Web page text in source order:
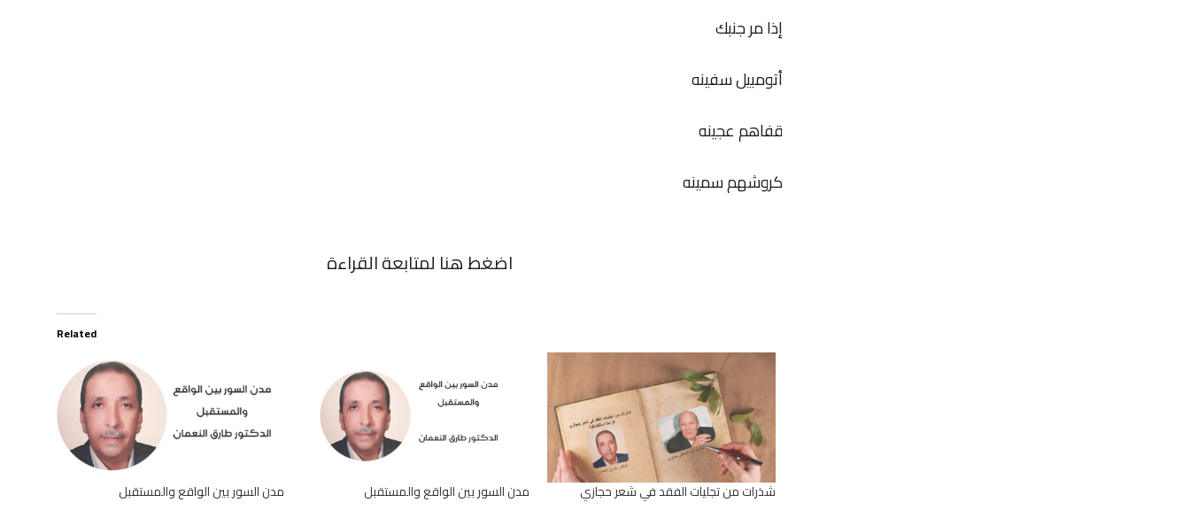
إذا مر جنبك
أتومبیل سفینه
قفاهم عجینه
كروشهم سمینه
اضغط هنا لمتابعة القراءة
Related
مدن السور بين الواقع والمستقبل مدن السور بين الواقع والمستقبل شذرات من تجليات الفقد في شعر حجازي